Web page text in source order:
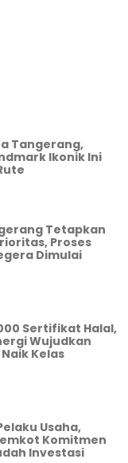
Tangerang,
Ikonik Ini
Tetapkan
Proses
Dimulai
Sertifikat Halal,
Wujudkan
Kelas
Usaha,
Komitmen
Investasi